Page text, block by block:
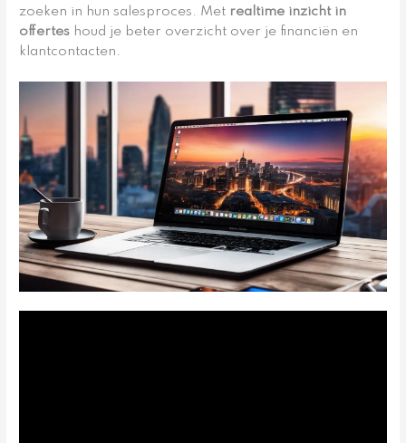
zoeken in hun salesproces. Met realtime inzicht in
offertes houd je beter overzicht over je financiën en
klantcontacten.